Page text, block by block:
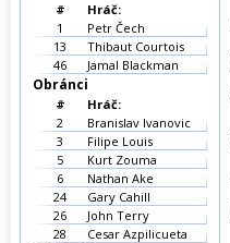
#
Hráč:
1
Petr Čech
13
Thibaut Courtois
46
Jamal Blackman
Obránci
#
Hráč:
2
Branislav Ivanovic
3
Filipe Louis
5
Kurt Zouma
6
Nathan Ake
24
Gary Cahill
26
John Terry
28
Cesar Azpilicueta